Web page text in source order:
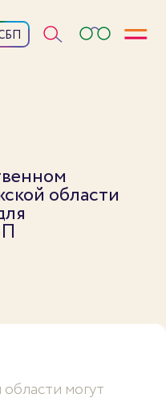
области
могут